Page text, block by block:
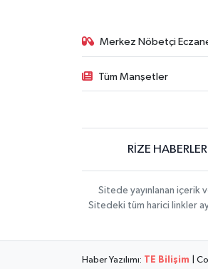
Merkez Nöbetçi
Tüm Manşetler
RİZE HABERLERİ
Sitede yayınlanan içerik
Sitedeki tüm harici linkler
Haber Yazılımı: TE Bilişim |